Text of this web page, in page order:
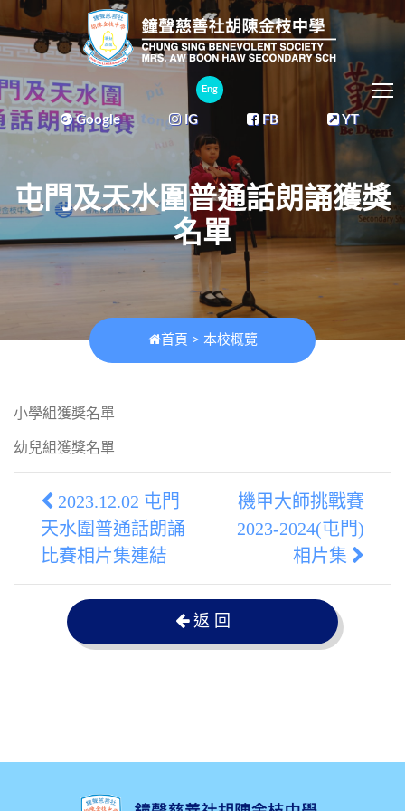
Eng
Google IG FB YT
屯門及天水圍普通話朗誦獲獎
名單
首頁 > 本校概覽
小學組獲獎名單
幼兒組獲獎名單
2023.12.02 屯門
天水圍普通話朗誦
比賽相片集連結
機甲大師挑戰賽
2023-2024(屯門)
相片集
返 回